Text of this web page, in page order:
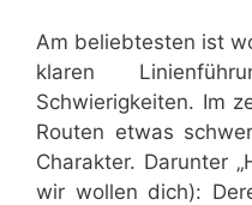
Am beliebtesten ist
klaren
Schwierigkeiten. Im
Routen etwas
Charakter. Darunter
wir wollen dich):